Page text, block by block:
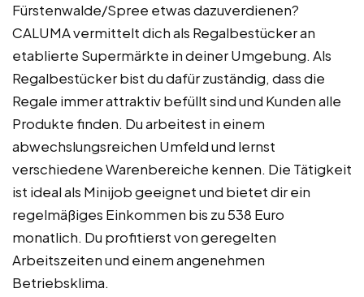
Fürstenwalde/Spree etwas dazuverdienen?
CALUMA vermittelt dich als Regalbestücker an
etablierte Supermärkte in deiner Umgebung. Als
Regalbestücker bist du dafür zuständig, dass die
Regale immer attraktiv befüllt sind und Kunden alle
Produkte finden. Du arbeitest in einem
abwechslungsreichen Umfeld und lernst
verschiedene Warenbereiche kennen. Die Tätigkeit
ist ideal als Minijob geeignet und bietet dir ein
regelmäßiges Einkommen bis zu 538 Euro
monatlich. Du profitierst von geregelten
Arbeitszeiten und einem angenehmen
Betriebsklima.